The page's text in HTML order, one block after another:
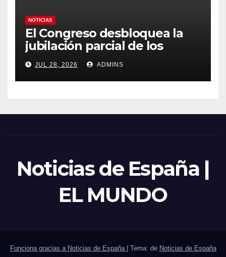
NOTICIAS
El Congreso desbloquea la
jubilación parcial de los
trabajadores laborales del
sector público
JUL 28, 2026 ADMINS
Noticias de España |
EL MUNDO
Funciona gracias a Noticias de España Tema: de Noticias de España